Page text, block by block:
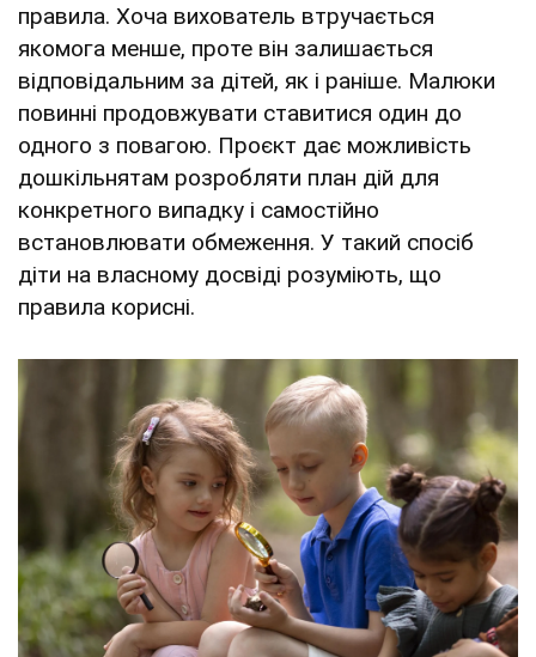
правила. Хоча вихователь втручається
якомога менше, проте він залишається
відповідальним за дітей, як і раніше. Малюки
повинні продовжувати ставитися один до
одного з повагою. Проєкт дає можливість
дошкільнятам розробляти план дій для
конкретного випадку і самостійно
встановлювати обмеження. У такий спосіб
діти на власному досвіді розуміють, що
правила корисні.